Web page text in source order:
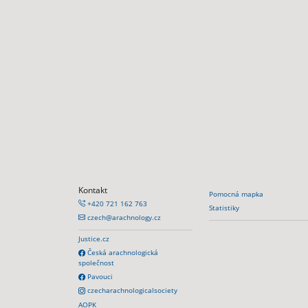
Kontakt
+420 721 162 763
czech@arachnology.cz
Justice.cz
Česká arachnologická
společnost
Pavouci
czecharachnologicalsociety
AOPK
Pomocná mapka
Statistiky